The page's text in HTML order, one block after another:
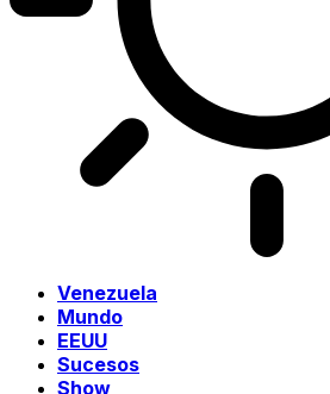
Venezuela
Mundo
EEUU
Sucesos
Show